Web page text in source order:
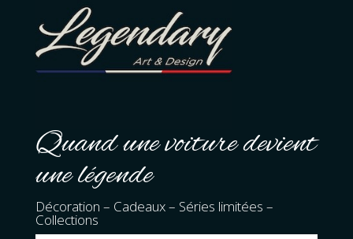
Quand une voiture devient
une légende
Décoration – Cadeaux – Séries limitées –
Collections